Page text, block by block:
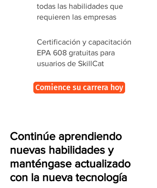
todas las habilidades que
requieren las empresas
Certificación y capacitación
EPA 608 gratuitas para
usuarios de SkillCat
Comience su carrera hoy
Continúe aprendiendo
nuevas habilidades y
manténgase actualizado
con la nueva tecnología